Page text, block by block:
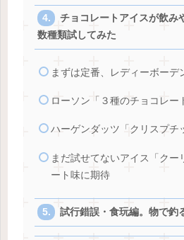
チョコレートアイスが飲み
数種類試してみた
まずは定番、レディーボーデ
ローソン「３種のチョコレー
ハーゲンダッツ「クリスプチ
まだ試せてないアイス「クー
ート味に期待
試行錯誤・食玩編。物で釣